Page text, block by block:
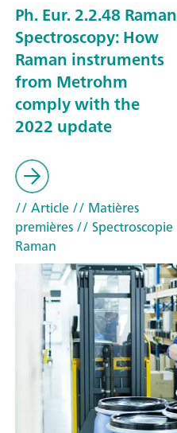
Ph. Eur. 2.2.48 Raman
Spectroscopy: How
Raman instruments
from Metrohm
comply with the
2022 update
// Article// Matières
premières// Spectroscopie
Raman